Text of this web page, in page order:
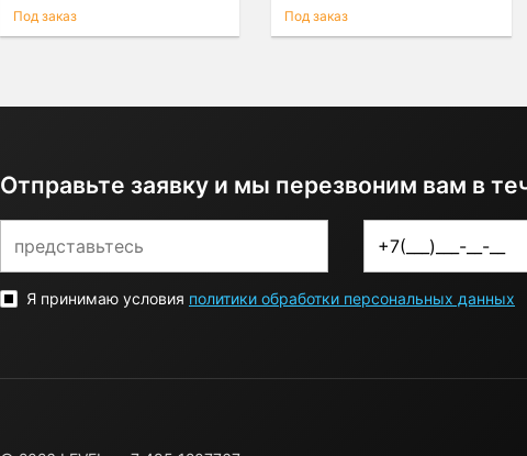
Под заказ
Под заказ
Отправьте заявку и мы перезвоним вам в
Я принимаю условия политики обработки персональных данных